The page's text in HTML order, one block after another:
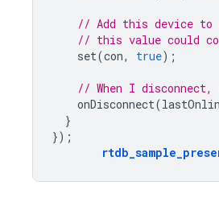
// Add this device to
// this value could
set(con, true);
// When I
onDisconnect(
}
});